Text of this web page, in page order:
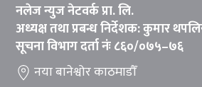
नलेज न्युज नेटवर्क प्रा. लि.
अध्यक्ष तथा प्रबन्ध निर्देशक: कुमार
सूचना विभाग दर्ता नंः ८६०/०७५–७६
नया बानेश्वोर काठमाडौँ